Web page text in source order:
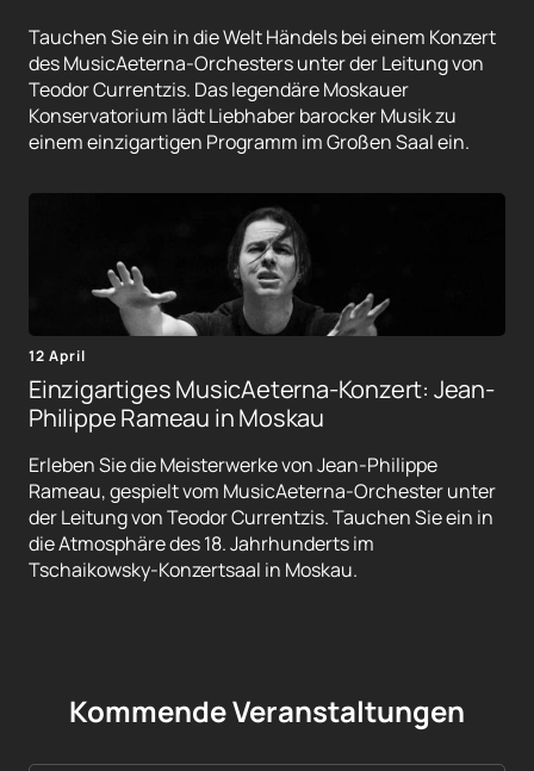
Tauchen Sie ein in die Welt Händels bei einem Konzert
des MusicAeterna-Orchesters unter der Leitung von
Teodor Currentzis. Das legendäre Moskauer
Konservatorium lädt Liebhaber barocker Musik zu
einem einzigartigen Programm im Großen Saal ein.
12 April
Einzigartiges MusicAeterna-Konzert: Jean-
Philippe Rameau in Moskau
Erleben Sie die Meisterwerke von Jean-Philippe
Rameau, gespielt vom MusicAeterna-Orchester unter
der Leitung von Teodor Currentzis. Tauchen Sie ein in
die Atmosphäre des 18. Jahrhunderts im
Tschaikowsky-Konzertsaal in Moskau.
Kommende Veranstaltungen